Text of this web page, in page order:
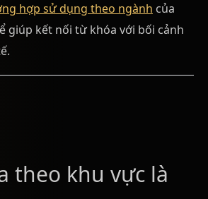
hợp sử dụng theo ngành của
giúp kết nối từ khóa với bối cảnh
theo khu vực là